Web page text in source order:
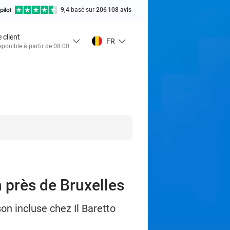
9,4 basé sur 206 108 avis
client
à partir de 08:00
FR
de Bruxelles
incluse chez Il Baretto